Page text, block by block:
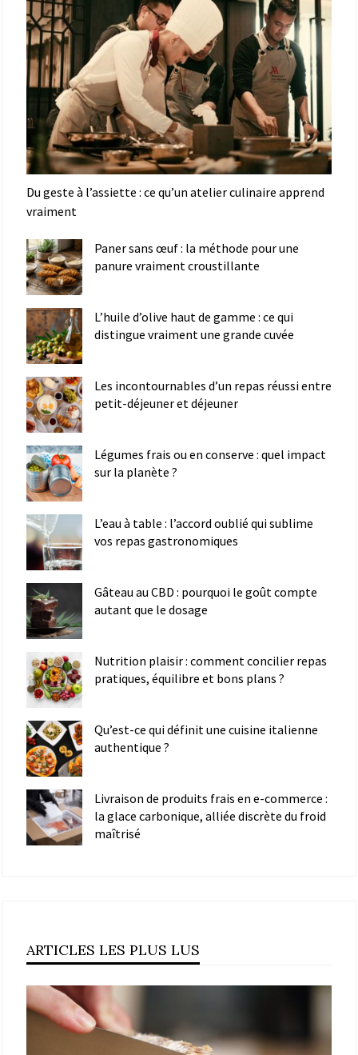
Du geste à l’assiette : ce qu’un atelier culinaire apprend
vraiment
Paner sans œuf : la méthode pour une
panure vraiment croustillante
L’huile d’olive haut de gamme : ce qui
distingue vraiment une grande cuvée
Les incontournables d’un repas réussi entre
petit-déjeuner et déjeuner
Légumes frais ou en conserve : quel impact
sur la planète ?
L’eau à table : l’accord oublié qui sublime
vos repas gastronomiques
Gâteau au CBD : pourquoi le goût compte
autant que le dosage
Nutrition plaisir : comment concilier repas
pratiques, équilibre et bons plans ?
Qu’est-ce qui définit une cuisine italienne
authentique ?
Livraison de produits frais en e-commerce :
la glace carbonique, alliée discrète du froid
maîtrisé
ARTICLES LES PLUS LUS